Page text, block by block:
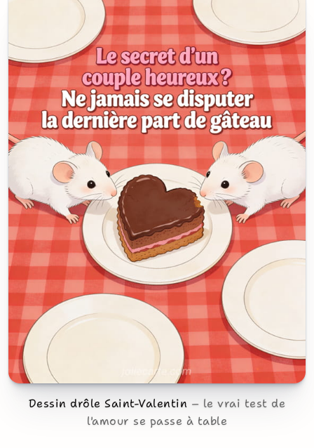
Dessin drôle Saint-Valentin
le vrai test de
l'amour se passe à table